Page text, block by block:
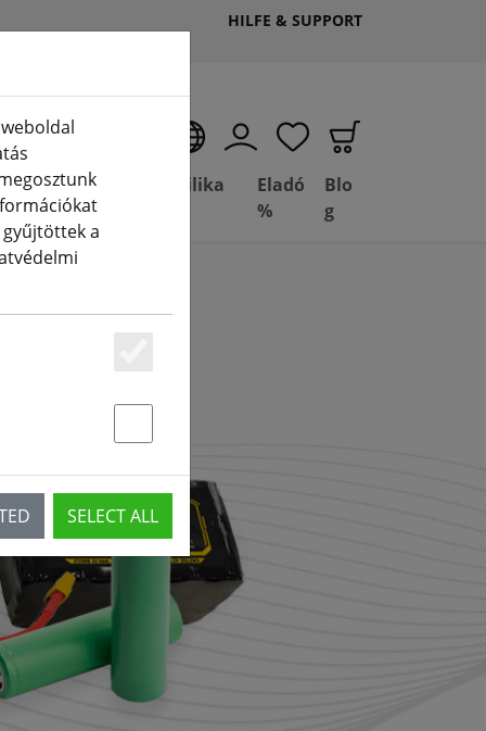
HILFE & SUPPORT
(aktuelle Seite)
Deal
Depot
Bazilika
Eladó
%
Blo
g
a
SELECT ALL